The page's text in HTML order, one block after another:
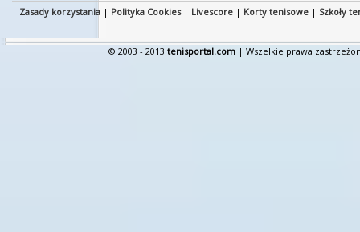
Zasady korzystania | Polityka Cookies| Livescore | Korty tenisowe | Szkoły
© 2003 - 2013 tenisportal.com | Wszelkie prawa